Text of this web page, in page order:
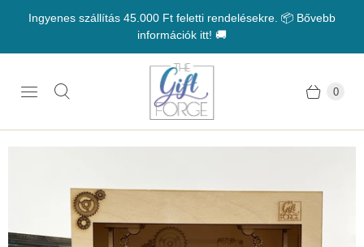
Ingyenes szállítás 45.000 Ft feletti rendelésekre. 📦 Bővebb
információk itt! 🚚
0